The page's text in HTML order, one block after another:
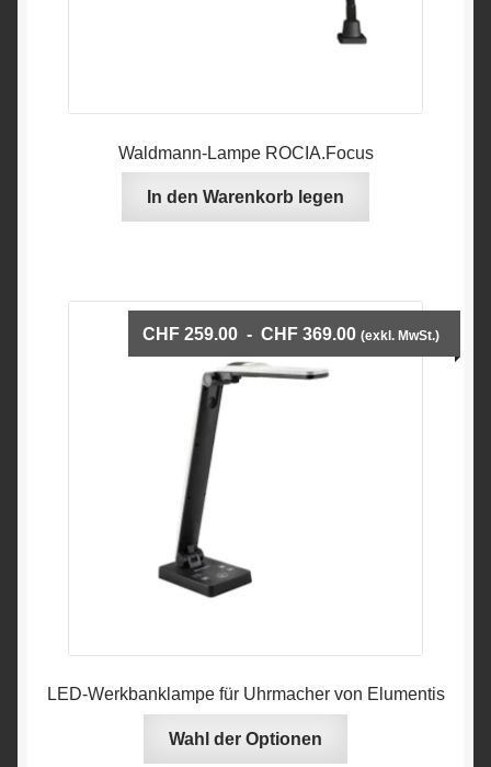
Waldmann-Lampe ROCIA.Focus
In den Warenkorb legen
LED-Werkbanklampe für Uhrmacher von Elumentis
CHF 259.00 - CHF 369.00Preisspanne:
CHF259.00
(exkl. MwSt.)
Wahl der Optionen